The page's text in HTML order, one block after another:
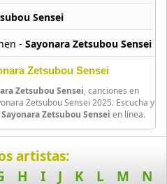
Sensei
- Sayonara Zetsubou Sensei
Zetsubou Sensei
Sensei
-Sayonara Zetsubou Sensei
- Sayonara Zetsubou Sensei
Zetsubou Sensei
Zetsubou Sensei
Zetsubou Sensei, canciones en
Zetsubou Sensei 2025. Escucha y
Sayonara Zetsubou Sensei en línea.
artistas:
H I J K L M
N